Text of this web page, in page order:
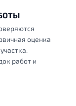
оценка
работ и